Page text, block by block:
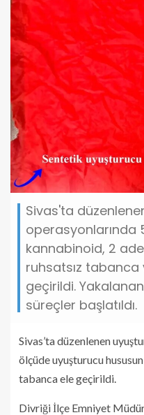
Sivas'ta
operasyonlarında
kannabinoid, 2
ruhsatsız tabanca
geçirildi.
süreçler başlatıldı.
Sivas’ta düzenlenen
ölçüde uyuşturucu
tabanca ele geçirildi.
Divriği İlçe Emniyet